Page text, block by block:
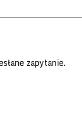
zapytanie.